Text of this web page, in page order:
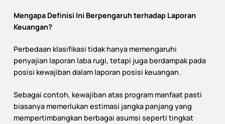
Mengapa Definisi Ini Berpengaruh terhadap Laporan
Keuangan?
Perbedaan klasifikasi tidak hanya memengaruhi
penyajian laporan laba rugi, tetapi juga berdampak pada
posisi kewajiban dalam laporan posisi keuangan.
Sebagai contoh, kewajiban atas program manfaat pasti
biasanya memerlukan estimasi jangka panjang yang
mempertimbangkan berbagai asumsi seperti tingkat